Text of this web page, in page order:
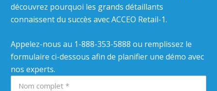
découvrez pourquoi les grands détaillants
connaissent du succès avec ACCEO Retail-1.
Appelez-nous au 1-888-353-5888 ou remplissez le
formulaire ci-dessous afin de planifier une démo avec
nos experts.